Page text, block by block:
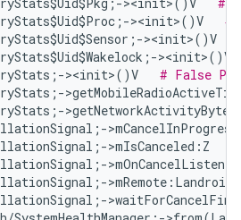
><init>()V #
><init>()V
><init>()V # False
>mIsCanceled:Z